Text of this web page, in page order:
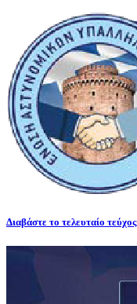
Διαβάστε το τελευταίο τεύχος